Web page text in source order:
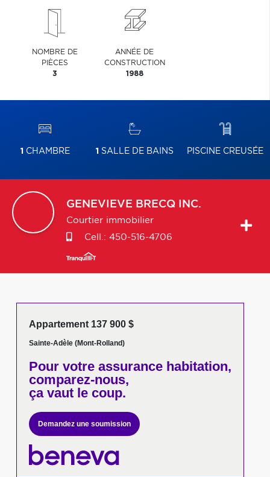
NOMBRE DE
PIÈCES
3
ANNÉE DE
CONSTRUCTION
1988
1 CHAMBRE 1 SALLE DE BAINS PISCINE CREUSÉE
GENEVIEVE BRECQ INC.
Courtier immobilier
Cell.: 450-516-4706
Appartement 137 900 $
Sainte-Adèle (Mont-Rolland)
Pour votreassurance habitation,
comparez-nous,
ça vaut le coup.
Demandez une soumission